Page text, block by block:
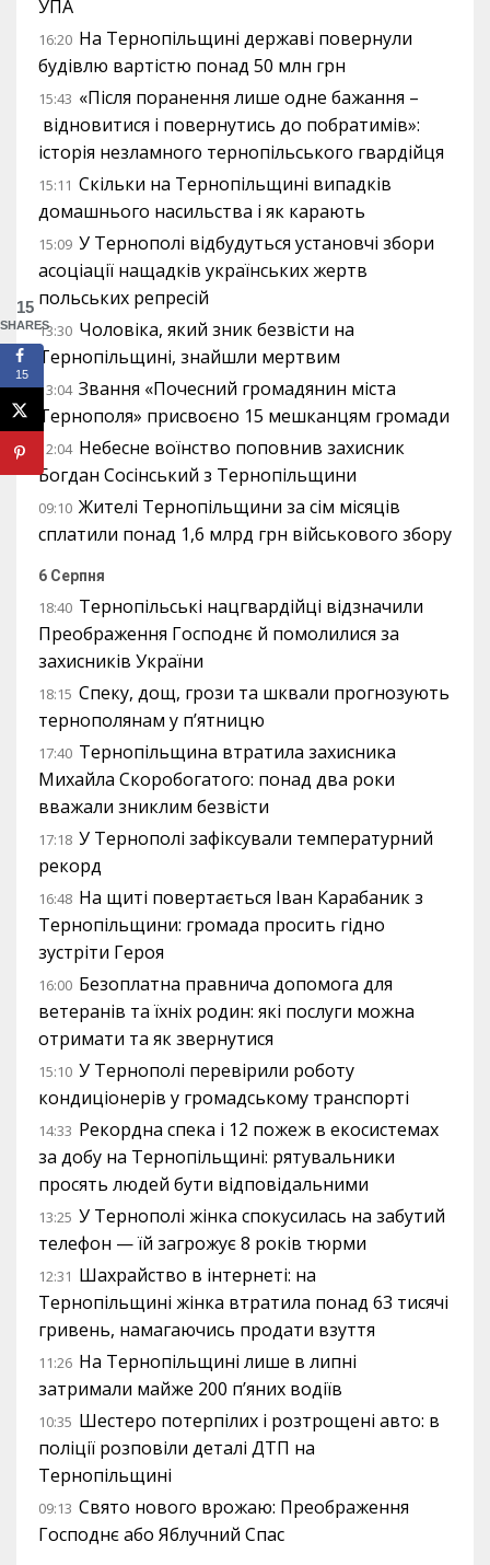
УПА
16:20 На Тернопільщині державі повернули
будівлю вартістю понад 50 млн грн
15:43 «Після поранення лише одне бажання –
відновитися і повернутись до побратимів»:
історія незламного тернопільського гвардійця
15:11 Скільки на Тернопільщині випадків
домашнього насильства і як карають
15:09 У Тернополі відбудуться установчі збори
асоціації нащадків українських жертв
польських репресій
13:30 Чоловіка, який зник безвісти на
Тернопільщині, знайшли мертвим
13:04 Звання «Почесний громадянин міста
Тернополя» присвоєно 15 мешканцям громади
12:04 Небесне воїнство поповнив захисник
Богдан Сосінський з Тернопільщини
09:10 Жителі Тернопільщини за сім місяців
сплатили понад 1,6 млрд грн військового збору
6 Серпня
18:40 Тернопільські нацгвардійці відзначили
Преображення Господнє й помолилися за
захисників України
18:15 Спеку, дощ, грози та шквали прогнозують
тернополянам у п’ятницю
17:40 Тернопільщина втратила захисника
Михайла Скоробогатого: понад два роки
вважали зниклим безвісти
17:18 У Тернополі зафіксували температурний
рекорд
16:48 На щиті повертається Іван Карабаник з
Тернопільщини: громада просить гідно
зустріти Героя
16:00 Безоплатна правнича допомога для
ветеранів та їхніх родин: які послуги можна
отримати та як звернутися
15:10 У Тернополі перевірили роботу
кондиціонерів у громадському транспорті
14:33 Рекордна спека і 12 пожеж в екосистемах
за добу на Тернопільщині: рятувальники
просять людей бути відповідальними
13:25 У Тернополі жінка спокусилась на забутий
телефон — їй загрожує 8 років тюрми
12:31 Шахрайство в інтернеті: на
Тернопільщині жінка втратила понад 63 тисячі
гривень, намагаючись продати взуття
11:26 На Тернопільщині лише в липні
затримали майже 200 п’яних водіїв
10:35 Шестеро потерпілих і розтрощені авто: в
поліції розповіли деталі ДТП на
Тернопільщині
09:13 Свято нового врожаю: Преображення
Господнє або Яблучний Спас
15
SHARES
15